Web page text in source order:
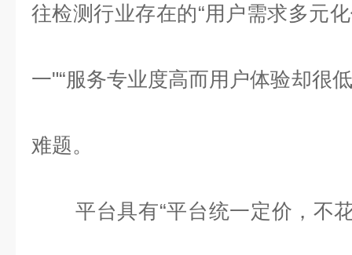
往检测行业存在的“用户需求多元
一"“服务专业度高而用户体验却很
难题。
平台具有“平台统一定价，不